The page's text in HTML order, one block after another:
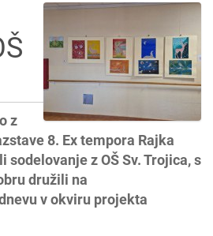
z
8. Ex tempora Rajka
z OŠ Sv. Trojica, s
družili na
v okviru projekta